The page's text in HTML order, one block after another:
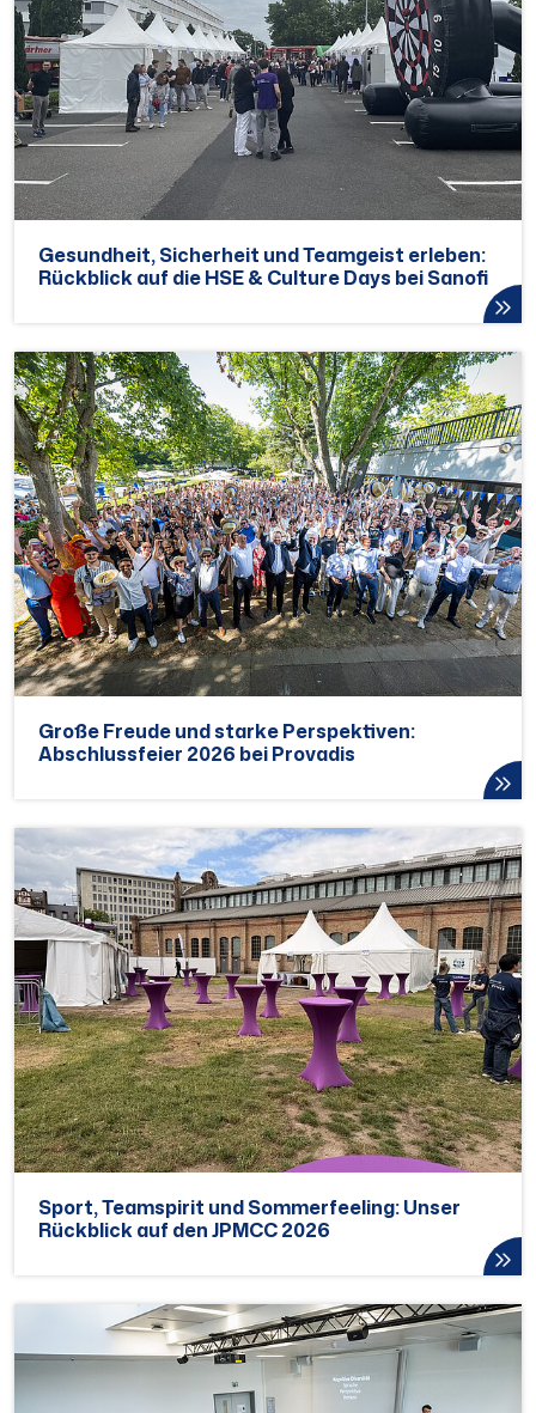
Gesundheit, Sicherheit und Teamgeist erleben:
Rückblick auf die HSE & Culture Days bei Sanofi
Große Freude und starke Perspektiven:
Abschlussfeier 2026 bei Provadis
Sport, Teamspirit und Sommerfeeling: Unser
Rückblick auf den JPMCC 2026